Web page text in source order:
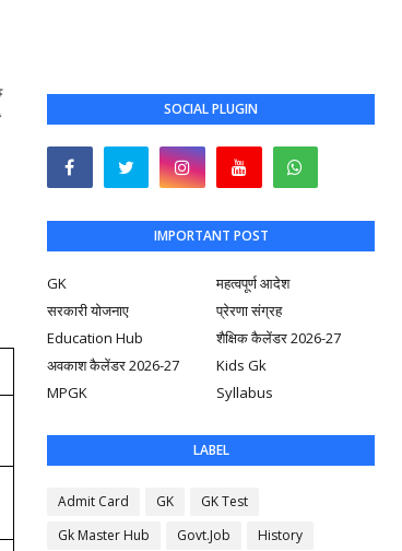
SOCIAL PLUGIN
IMPORTANT POST
GK
महत्वपूर्ण आदेश
सरकारी योजनाए
प्रेरणा संग्रह
Education Hub
शैक्षिक कैलेंडर 2026-27
अवकाश कैलेंडर 2026-27
Kids Gk
MPGK
Syllabus
LABEL
Admit Card GK
GK Test
Gk Master Hub
Govt.Job
History